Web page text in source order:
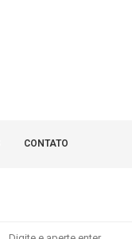
CONTATO